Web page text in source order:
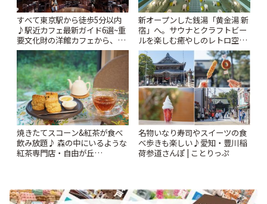
すべて東京駅から徒歩5分以内
♪駅近カフェ最新ガイド6選~重
要文化財の洋館カフェから、改
札すぐのレトロ喫茶まで~ | こと
りっぷ
新オープンした銭湯「黄金湯 新
宿」へ。サウナとクラフトビー
ルを楽しむ癒やしのレトロ空間
| ことりっぷ
焼きたてスコーン&紅茶が食べ
飲み放題♪ 森の中にいるような
紅茶専門店・自由が丘
名物いなり寿司やスイーツの食
べ歩きも楽しい♪愛知・豊川稲
荷参道さんぽ | ことりっぷ